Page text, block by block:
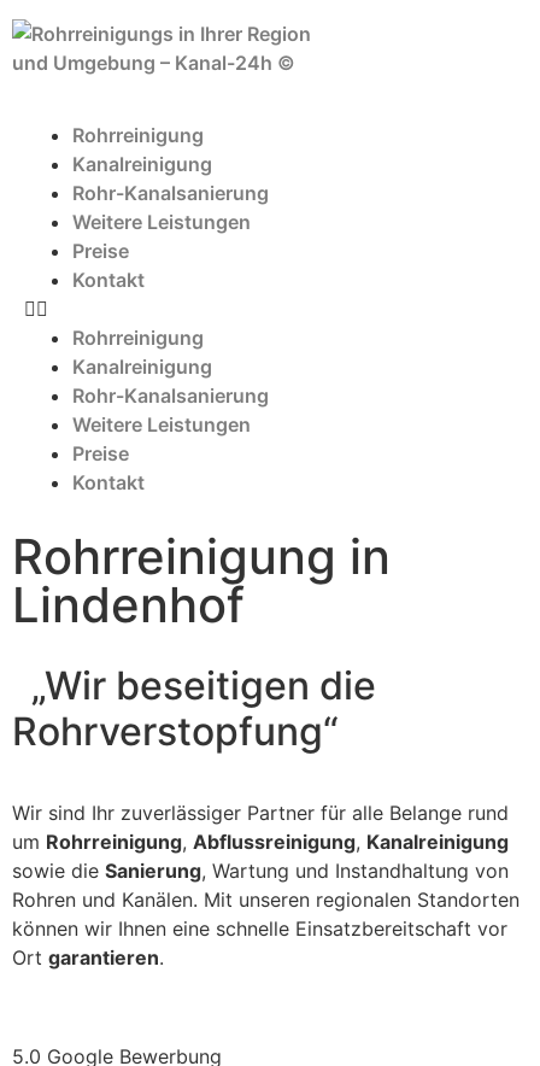
Rohrreinigung
Kanalreinigung
Rohr-Kanalsanierung
Weitere Leistungen
Preise
Kontakt
Rohrreinigung
Kanalreinigung
Rohr-Kanalsanierung
Weitere Leistungen
Preise
Kontakt
Rohrreinigung in
Lindenhof
„Wir beseitigen die
Rohrverstopfung“
Wir sind Ihr zuverlässiger Partner für alle Belange rund
um Rohrreinigung, Abflussreinigung, Kanalreinigung
sowie die Sanierung, Wartung und Instandhaltung von
Rohren und Kanälen. Mit unseren regionalen Standorten
können wir Ihnen eine schnelle Einsatzbereitschaft vor
Ort garantieren.
5.0 Google Bewerbung